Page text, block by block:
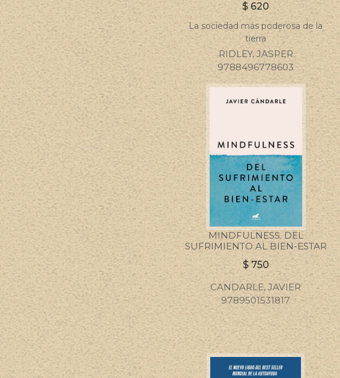
$ 620
La sociedad más poderosa de la
tierra
RIDLEY, JASPER
9788496778603
MINDFULNESS. DEL
SUFRIMIENTO AL BIEN-ESTAR
$750
CANDARLE, JAVIER
9789501531817